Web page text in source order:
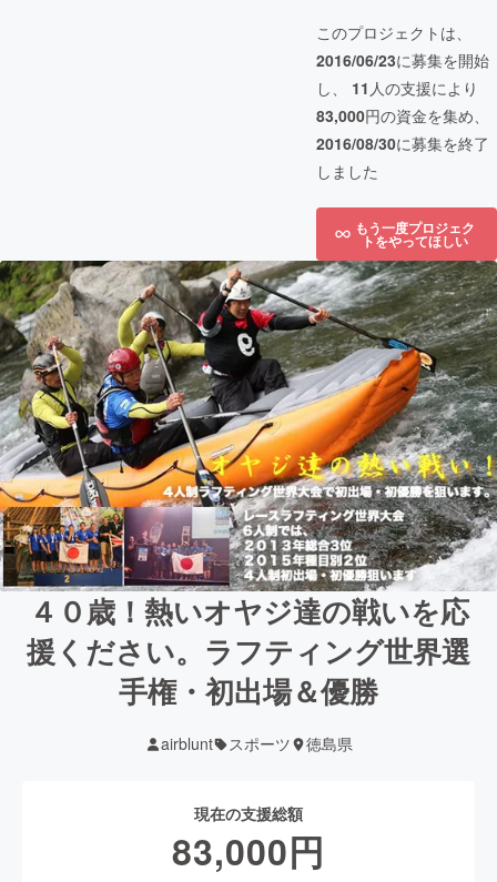
このプロジェクトは、
2016/06/23に募集を開始
し、 11 人の支援により
83,000円の資金を集め、
2016/08/30に募集を終了
しました
もう一度プロジェク
トをやってほしい
４０歳！熱いオヤジ達の戦いを応
援ください。ラフティング世界選
手権・初出場＆優勝
airblunt スポーツ 徳島県
現在の支援総額
83,000円